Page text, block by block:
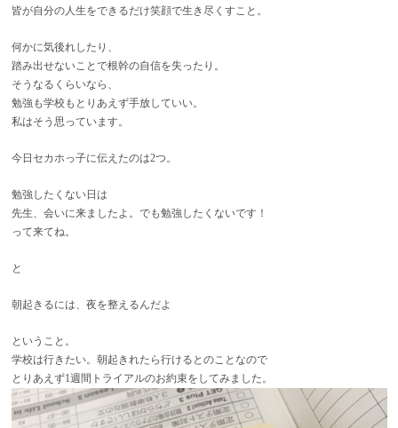
皆が自分の人生をできるだけ笑顔で生き尽くすこと。
何かに気後れしたり、
踏み出せないことで根幹の自信を失ったり。
そうなるくらいなら、
勉強も学校もとりあえず手放していい。
私はそう思っています。
今日セカホっ子に伝えたのは2つ。
勉強したくない日は
先生、会いに来ましたよ。でも勉強したくないです！
って来てね。
と
朝起きるには、夜を整えるんだよ
ということ。
学校は行きたい。朝起きれたら行けるとのことなので
とりあえず1週間トライアルのお約束をしてみました。